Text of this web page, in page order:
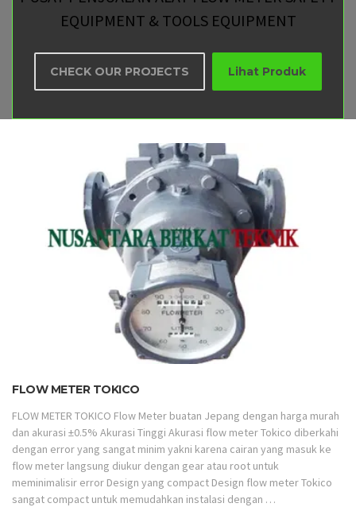
PUSAT PENJUALAN ALAT FLOW METER SAFETY
CHECK OUR PROJECTS Lihat Produk
FLOW METER TOKICO Flow Meter buatan Jepang dengan harga murah
dan akurasi ±0.5% Akurasi Tinggi Akurasi flow meter Tokico diberkahi
dengan error yang sangat minim yakni karena cairan yang masuk ke
flow meter langsung diukur dengan gear atau root untuk
meminimalisir error Design yang compact Design flow meter Tokico